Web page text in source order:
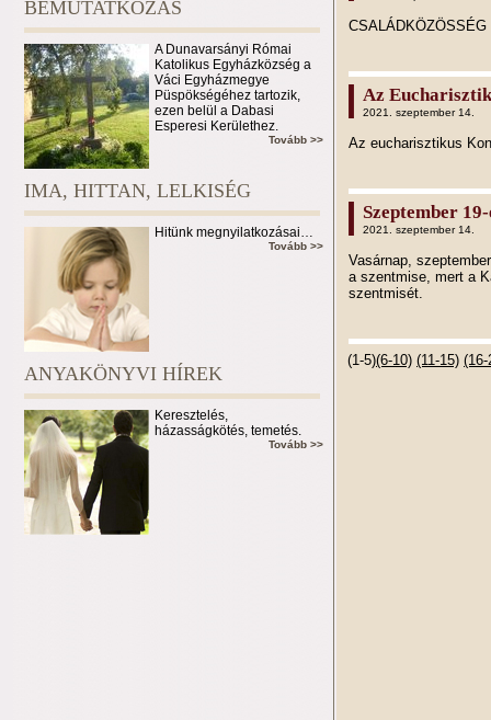
Az
2021. szeptember 14.
Az eucharisztikus
Szeptember
2021. szeptember 14.
Vasárnap,
a szentmise, mert a
szentmisét.
(1-5)(6-10) (11-15) (16-
BEMUTATKOZÁS
A Dunavarsányi Római
Katolikus Egyházközség a
Váci Egyházmegye
Püspökségéhez tartozik,
ezen belül a Dabasi
Esperesi Kerülethez.
Tovább >>
IMA, HITTAN, LELKISÉG
Hitünk megnyilatkozásai…
Tovább >>
ANYAKÖNYVI HÍREK
Keresztelés,
házasságkötés, temetés.
Tovább >>